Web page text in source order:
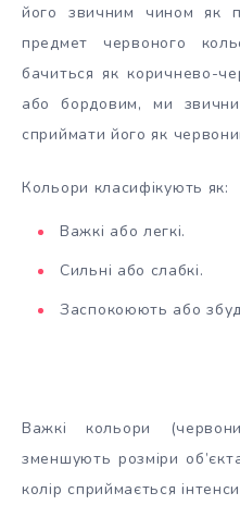
його звичним чином як
предмет червоного
бачиться як коричнево-
або бордовим, ми
сприймати його як
Кольори класифікують як:
Важкі або легкі.
Сильні або слабкі.
Заспокоюють або
Важкі кольори
зменшують розміри
колір сприймається